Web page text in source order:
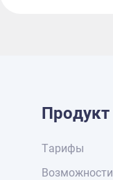
Продукт
Тарифы
Возможности